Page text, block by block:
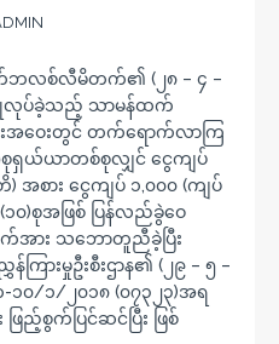
တ်ဘလစ်လီမိတက်၏ (၂၈ – ၄ –
ြုလုပ်ခဲ့သည့် သာမန်ထက်
ဝေးတွင် တက်ရောက်လာကြ
ရှယ်ယာတစ်စုလျှင် ငွေကျပ်
အစား ငွေကျပ် ၁,၀၀၀ (ကျပ်
)စုအဖြစ် ပြန်လည်ခွဲဝေ
အား သဘောတူညီခဲ့ပြီး
န်ကြားမှုဦးစီးဌာန၏ (၂၉ – ၅ –
၁၀/၁/၂၀၁၈ (၀၇၃၂၃)အရ
ြည့်စွက်ပြင်ဆင်ပြီး ဖြစ်